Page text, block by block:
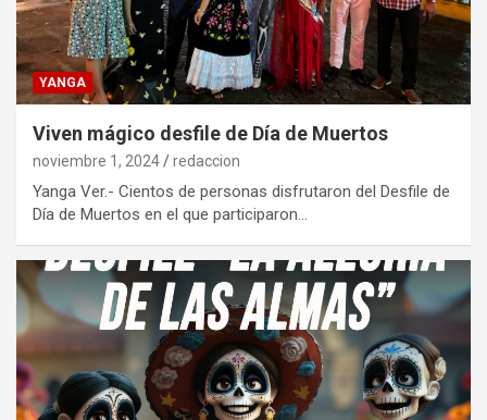
YANGA
Viven mágico desfile de Día de Muertos
noviembre 1, 2024 redaccion
Yanga Ver.- Cientos de personas disfrutaron del Desfile de
Día de Muertos en el que participaron…